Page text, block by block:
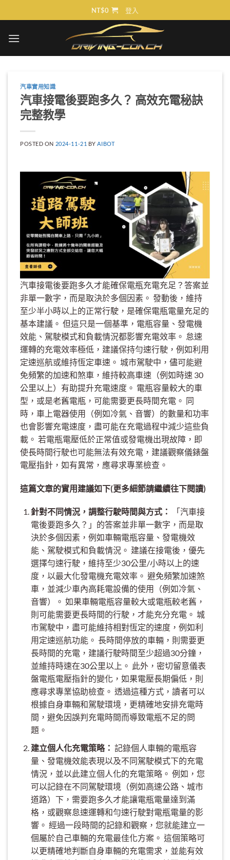
to
NT$0 登入
汽車實用知識
汽車接電後要跑多久？ 高效充電秘訣
完整教學
POSTED ON 2024-11-21 BY AIBOT
汽車接電後要跑多久才能確保電瓶充電充足？答案並
非單一數字，而是取決於多個因素。 發動後，維持
至少半小時以上的正常行駛，是確保電瓶電量充足的
基本建議。 但這只是一個基準，電瓶容量、發電機
效能、駕駛模式和負載情況都影響充電效率。 怠速
運轉的充電效率極低，建議保持勻速行駛，例如利用
定速巡航或維持恆定車速。 城市駕駛中，儘可能避
免頻繁的加速和煞車，維持較高車速（例如時速 30
公里以上）有助提升充電速度。 電瓶容量較大的車
型，或是老舊電瓶，可能需要更長時間充電。 同
時，車上電器使用（例如冷氣、音響）的數量和功率
也會影響充電速度，盡可能在充電過程中減少這些負
載。 若電瓶電壓低於正常值或發電機出現故障，即
使長時間行駛也可能無法有效充電，建議觀察儀錶盤
電壓指針，如有異常，應尋求專業檢查。
這篇文章的實用建議如下(更多細節請繼續往下閱讀)
針對不同情況，調整行駛時間與方式：
「汽車接
電後要跑多久？」的答案並非單一數字，而是取
決於多個因素，例如車輛電瓶容量、發電機效
能、駕駛模式和負載情況。 建議在接電後，優先
選擇勻速行駛，維持至少30公里/小時以上的速
度，以最大化發電機充電效率。 避免頻繁加速煞
車，並減少車內高耗電設備的使用（例如冷氣、
音響）。 如果車輛電瓶容量較大或電瓶較老舊，
則可能需要更長時間的行駛，才能充分充電。 城
市駕駛中，盡可能維持相對恆定的速度，例如利
用定速巡航功能。 長時間停放的車輛，則需要更
長時間的充電，建議行駛時間至少超過30分鐘，
並維持時速在30公里以上。 此外，密切留意儀表
盤電瓶電壓指針的變化，如果電壓長期偏低，則
應尋求專業協助檢查。 透過這種方式，讀者可以
根據自身車輛和駕駛環境，更精確地安排充電時
間，避免因誤判充電時間而導致電瓶不足的問
題。
建立個人化充電策略： 記錄個人車輛的電瓶容
量、發電機效能表現以及不同駕駛模式下的充電
情況，並以此建立個人化的充電策略。 例如，您
可以記錄在不同駕駛環境（例如高速公路、城市
道路）下，需要跑多久才能讓電瓶電量達到滿
格，或觀察怠速運轉和勻速行駛對電瓶電量的影
響。 經過一段時間的記錄和觀察，您就能建立一
個屬於自己車輛的充電最佳化方案。 這個策略可
以更精確地判斷自身車輛的充電需求，並能有效